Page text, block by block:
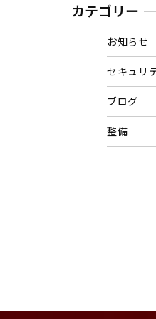
カテゴリー
お知らせ
セキュリ
ブログ
整備